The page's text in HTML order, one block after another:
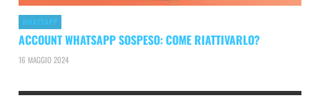
WHATSAPP
ACCOUNT WHATSAPP SOSPESO: COME RIATTIVARLO?
16 MAGGIO 2024